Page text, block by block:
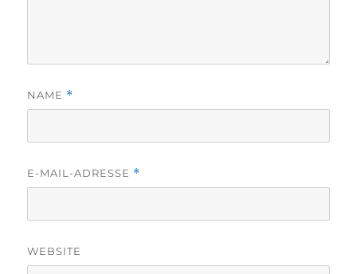
NAME *
E-MAIL-ADRESSE *
WEBSITE